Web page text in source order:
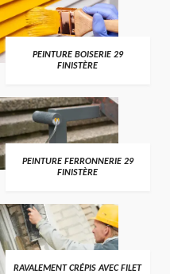
PEINTURE BOISERIE 29
FINISTÈRE
PEINTURE FERRONNERIE 29
FINISTÈRE
RAVALEMENT CRÉPIS AVEC FILET